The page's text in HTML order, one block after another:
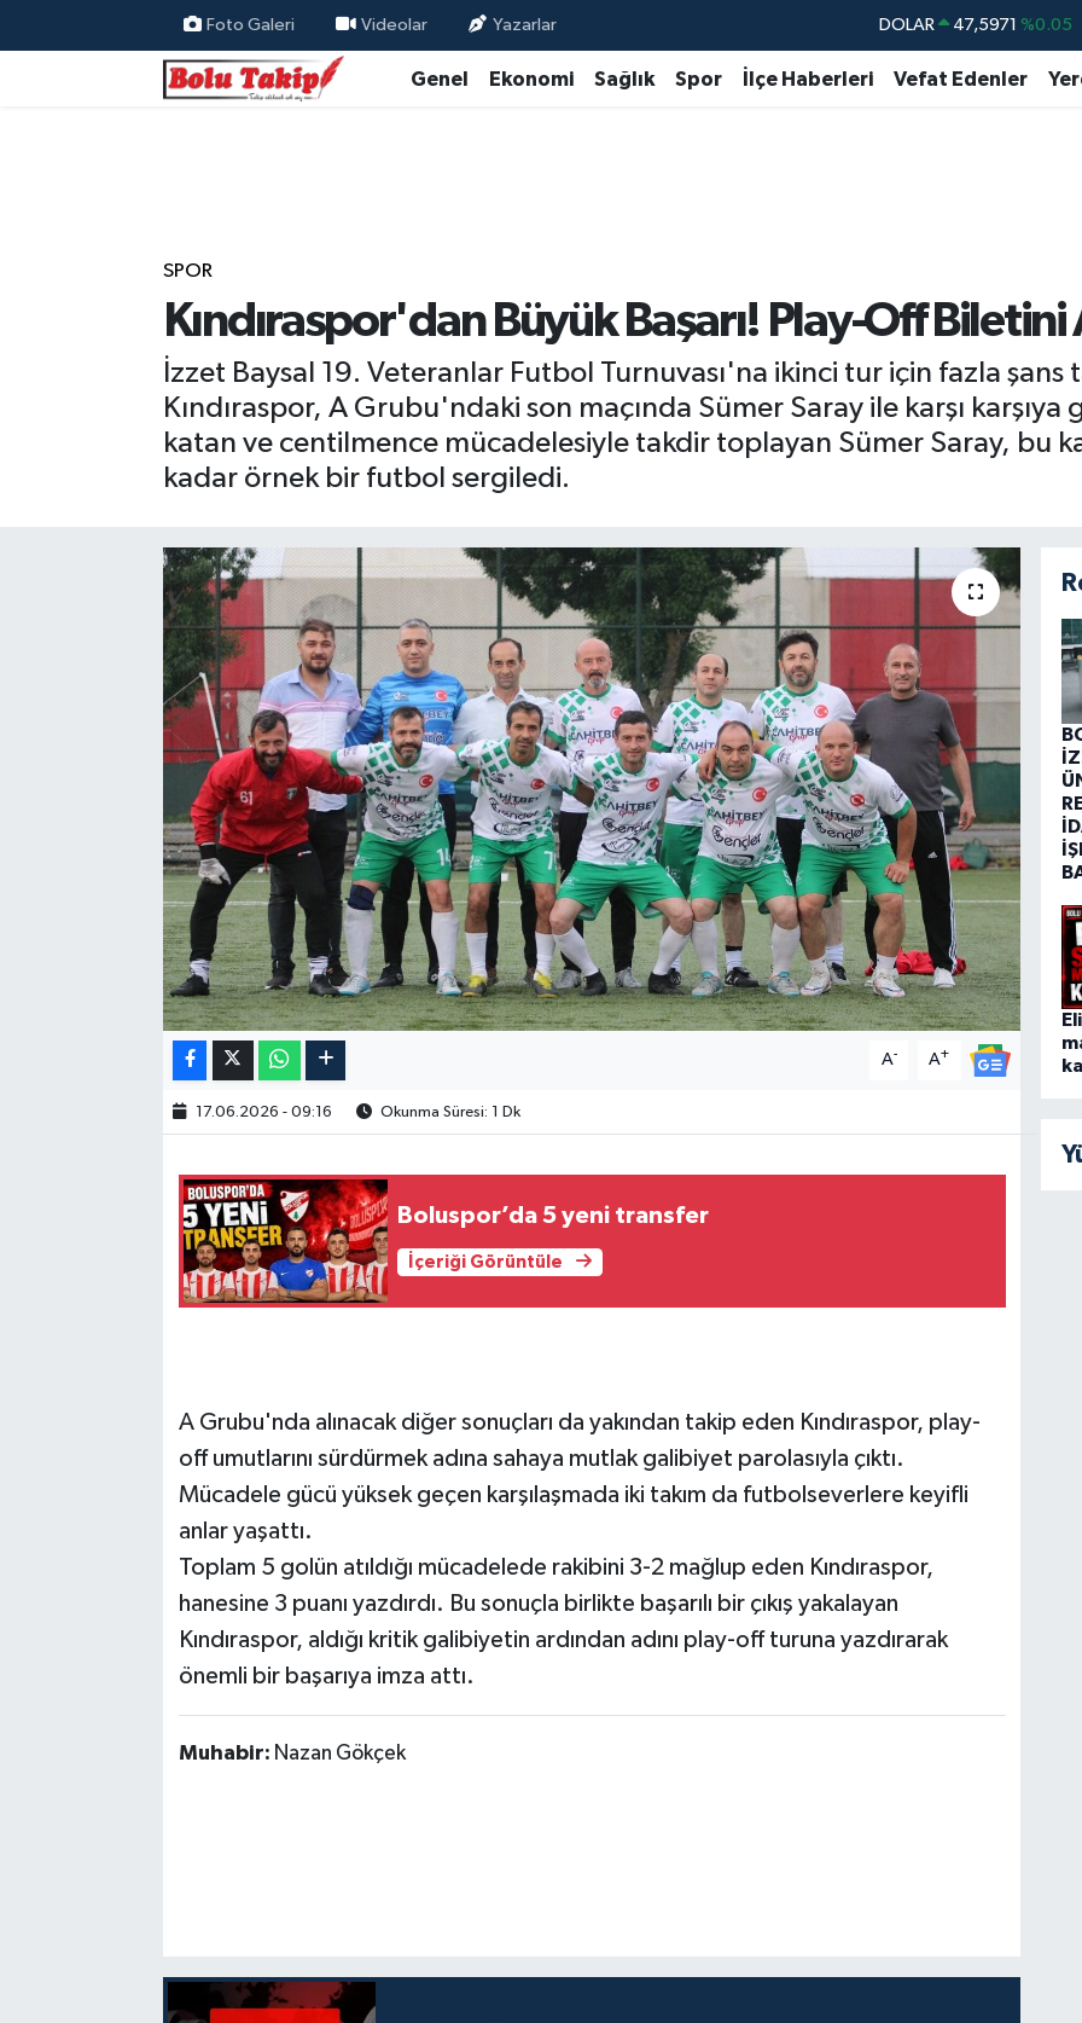
Foto Galeri Videolar Yazarlar DOLAR 47,5971 %0.05
EURO 55,1336 %0.18
Genel Ekonomi Sağlık Spor İlçe Haberleri Vefat Edenler
SPOR
Kındıraspor'dan Büyük Başarı! Play-Off Biletini
İzzet Baysal 19. Veteranlar Futbol Turnuvası'na ikinci tur için fazla şans
Kındıraspor, A Grubu'ndaki son maçında Sümer Saray ile karşı
katan ve centilmence mücadelesiyle takdir toplayan Sümer Saray, bu
kadar örnek bir futbol sergiledi.
A- A+
17.06.2026 - 09:16 Okunma Süresi: 1 Dk
Boluspor’da 5 yeni transfer
İçeriği Görüntüle
A Grubu'nda alınacak diğer sonuçları da yakından takip eden Kındıraspor, play-
off umutlarını sürdürmek adına sahaya mutlak galibiyet parolasıyla çıktı.
Mücadele gücü yüksek geçen karşılaşmada iki takım da futbolseverlere keyifli
anlar yaşattı.
Toplam 5 golün atıldığı mücadelede rakibini 3-2 mağlup eden Kındıraspor,
hanesine 3 puanı yazdırdı. Bu sonuçla birlikte başarılı bir çıkış yakalayan
Kındıraspor, aldığı kritik galibiyetin ardından adını play-off turuna yazdırarak
önemli bir başarıya imza attı.
Muhabir: Nazan Gökçek